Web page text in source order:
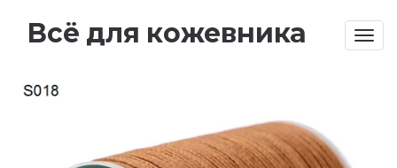
Всё для кожевника